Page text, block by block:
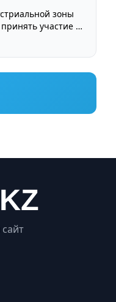
зоны
участие в